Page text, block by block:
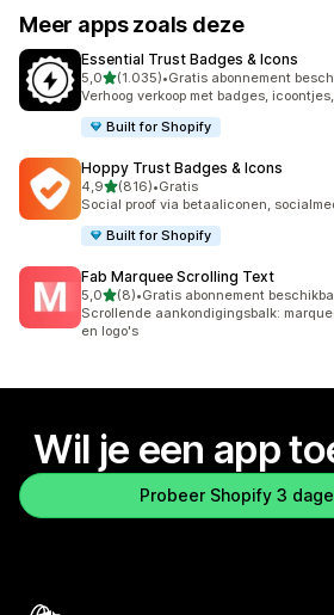
Meer apps zoals deze
Essential Trust Badges & Icons
5,0van 5 sterren
(1.035)
1035 recensies in totaal
•Gratis abonnement
Verhoog verkoop met badges,
Built for Shopify
Hoppy Trust Badges & Icons
4,9van 5 sterren
(816)
816 recensies in totaal
•Gratis
Social proof via betaaliconen,
Built for Shopify
Fab Marquee Scrolling Text
5,0van 5 sterren
(8)
8 recensies in totaal
•Gratis abonnement
Scrollende aankondigingsbalk:
en logo's
Wil je een app
Probeer Shopify 3